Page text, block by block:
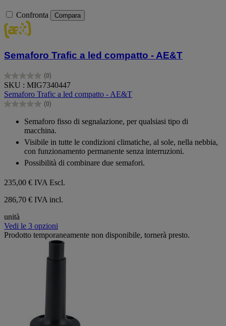
Confronta Compara
Semaforo Trafic a led compatto - AE&T
(0)
0.0
su
5
stelle.
SKU : MIG7340447
Semaforo Trafic a led compatto - AE&T
(0)
0.0
Semaforo fisso di segnalazione, per qualsiasi tipo di
macchina.
Visibile in tutte le condizioni climatiche, al sole, nella nebbia,
con funzionamento permanente senza interruzioni.
Possibilità di combinare due semafori.
235,00 € IVA Escl.
286,70 € IVA incl.
unità
Vedi le 3 opzioni
Prodotto temporaneamente non disponibile, tornerà presto.